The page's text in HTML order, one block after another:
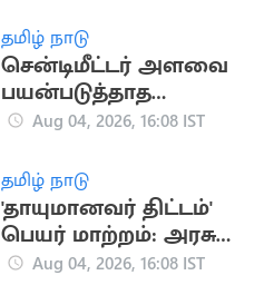
தமிழ் நாடு
சென்டிமீட்டர் அளவை
பயன்படுத்தாத
நாடுகள் தெரியுமா?
Aug 04, 2026, 16:08 IST
தமிழ் நாடு
'தாயுமானவர் திட்டம்'
பெயர் மாற்றம்: அரசுக்
குறிப்புகளில் புதிய
Aug 04, 2026, 16:08 IST